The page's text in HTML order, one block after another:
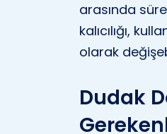
arasında
kalıcılığı,
olarak
Dudak